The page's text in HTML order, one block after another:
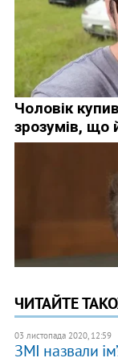
ЧИТАЙТЕ
03 листопада 2020, 12:59
ЗМІ назвали